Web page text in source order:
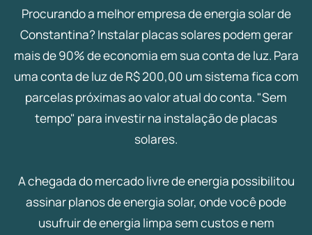
Procurando a melhor empresa de energia solar de
Constantina? Instalar placas solares podem gerar
mais de 90% de economia em sua conta de luz. Para
uma conta de luz de R$ 200,00 um sistema fica com
parcelas próximas ao valor atual do conta. "Sem
tempo" para investir na instalação de placas
solares.
A chegada do mercado livre de energia possibilitou
assinar planos de energia solar, onde você pode
usufruir de energia limpa sem custos e nem